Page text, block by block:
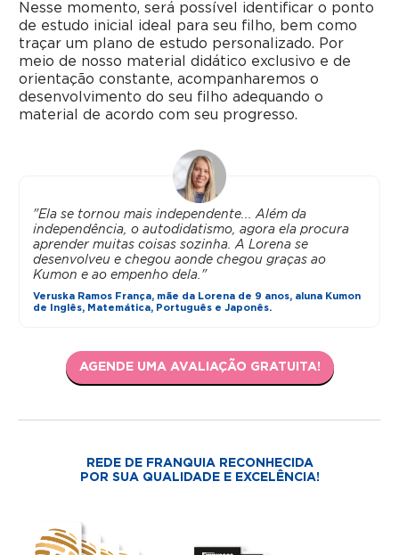
Nesse momento, será possível identificar o ponto
de estudo inicial ideal para seu filho, bem como
traçar um plano de estudo personalizado. Por
meio de nosso material didático exclusivo e de
orientação constante, acompanharemos o
desenvolvimento do seu filho adequando o
material de acordo com seu progresso.
"Ela se tornou mais independente... Além da
independência, o autodidatismo, agora ela procura
aprender muitas coisas sozinha. A Lorena se
desenvolveu e chegou aonde chegou graças ao
Kumon e ao empenho dela."
Veruska Ramos França, mãe da Lorena de 9 anos, aluna Kumon
de Inglês, Matemática, Português e Japonês.
AGENDE UMA AVALIAÇÃO GRATUITA!
REDE DE FRANQUIA RECONHECIDA
POR SUA QUALIDADE E EXCELÊNCIA!